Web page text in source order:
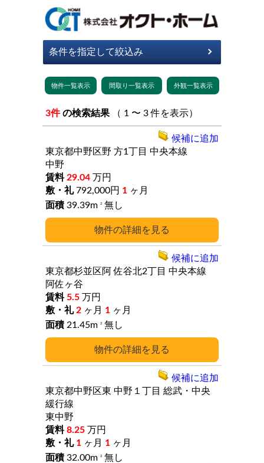
3件 の検索結果 （ 1 〜 3 件を表示）
詳細
東京都中野区野 方1丁目 中央本線
中野
29.04 万円
792,000円 1 ヶ月
39.39m
2 無し
候補に追加
詳細
東京都杉並区阿佐谷北2丁目 中央本線
阿佐ヶ谷
5.5 万円
2 ヶ月 1 ヶ月
21.45m
2 無し
候補に追加
東京都中野区東 中野１丁目 総武・中央
緩行線
東中野
8.25 万円
1 ヶ月 1 ヶ月
32.00m
2 無し
候補に追加